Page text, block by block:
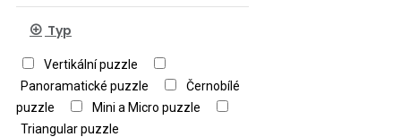
Typ
Vertikální puzzle
Panoramatické puzzle
Černobílé
puzzle
Mini a Micro puzzle
Triangular puzzle